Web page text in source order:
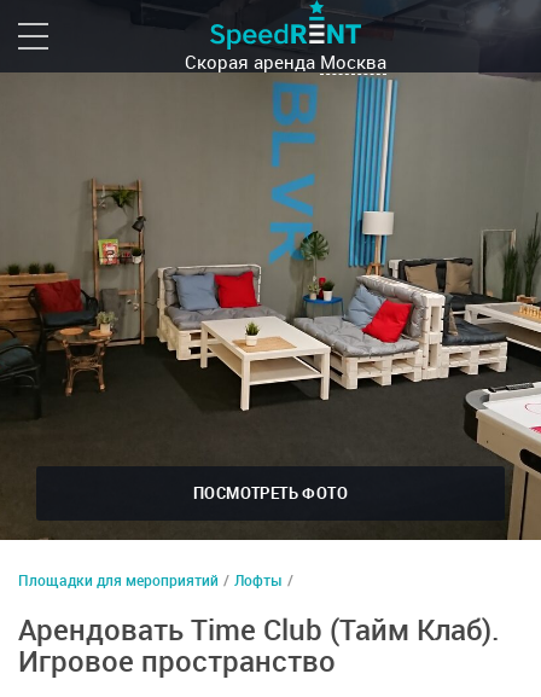
Скорая аренда Москва
ПОСМОТРЕТЬ ФОТО
Площадки для мероприятий / Лофты /
Арендовать Time Club (Тайм Клаб).
Игровое пространство